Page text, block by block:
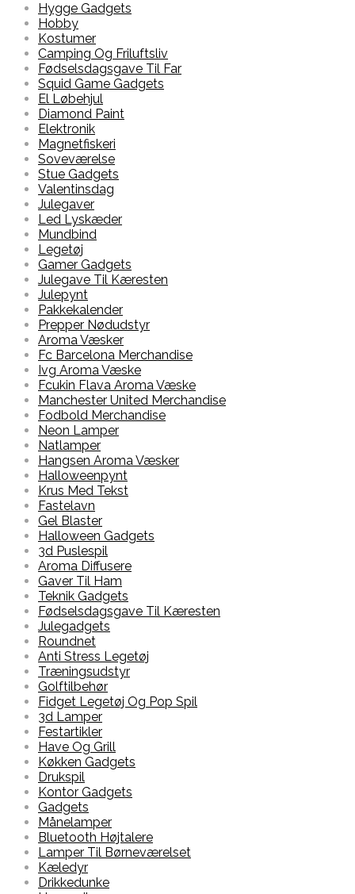
Hygge Gadgets
Hobby
Kostumer
Camping Og Friluftsliv
Fødselsdagsgave Til Far
Squid Game Gadgets
El Løbehjul
Diamond Paint
Elektronik
Magnetfiskeri
Soveværelse
Stue Gadgets
Valentinsdag
Julegaver
Led Lyskæder
Mundbind
Legetøj
Gamer Gadgets
Julegave Til Kæresten
Julepynt
Pakkekalender
Prepper Nødudstyr
Aroma Væsker
Fc Barcelona Merchandise
Ivg Aroma Væske
Fcukin Flava Aroma Væske
Manchester United Merchandise
Fodbold Merchandise
Neon Lamper
Natlamper
Hangsen Aroma Væsker
Halloweenpynt
Krus Med Tekst
Fastelavn
Gel Blaster
Halloween Gadgets
3d Puslespil
Aroma Diffusere
Gaver Til Ham
Teknik Gadgets
Fødselsdagsgave Til Kæresten
Julegadgets
Roundnet
Anti Stress Legetøj
Træningsudstyr
Golftilbehør
Fidget Legetøj Og Pop Spil
3d Lamper
Festartikler
Have Og Grill
Køkken Gadgets
Drukspil
Kontor Gadgets
Gadgets
Månelamper
Bluetooth Højtalere
Lamper Til Børneværelset
Kæledyr
Drikkedunke